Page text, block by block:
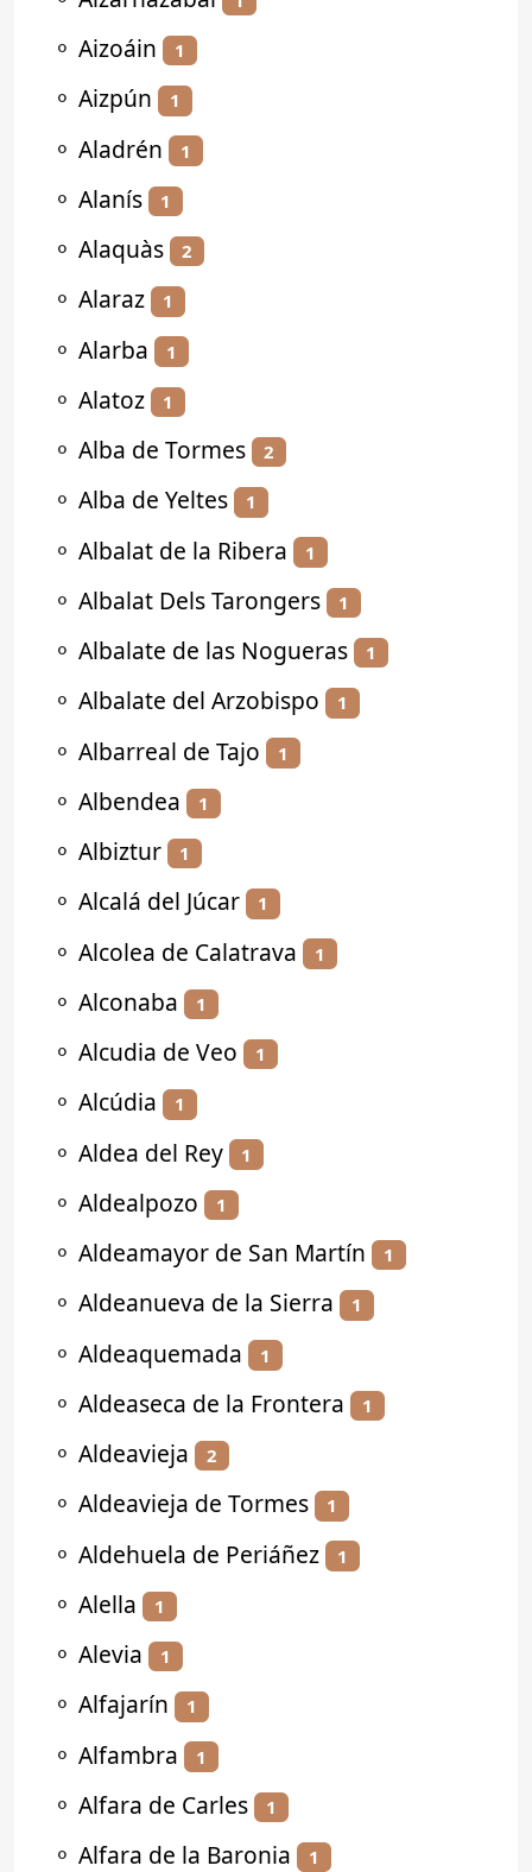
⚬ Aizoáin 1
⚬ Aizpún 1
⚬ Aladrén 1
⚬ Alanís 1
⚬ Alaquàs 2
⚬ Alaraz 1
⚬ Alarba 1
⚬ Alatoz 1
⚬ Alba de Tormes 2
⚬ Alba de Yeltes 1
⚬ Albalat de la Ribera 1
⚬ Albalat Dels Tarongers 1
⚬ Albalate de las Nogueras 1
⚬ Albalate del Arzobispo 1
⚬ Albarreal de Tajo 1
⚬ Albendea 1
⚬ Albiztur 1
⚬ Alcalá del Júcar 1
⚬ Alcolea de Calatrava 1
⚬ Alconaba 1
⚬ Alcudia de Veo 1
⚬ Alcúdia 1
⚬ Aldea del Rey 1
⚬ Aldealpozo 1
⚬ Aldeamayor de San Martín 1
⚬ Aldeanueva de la Sierra 1
⚬ Aldeaquemada 1
⚬ Aldeaseca de la Frontera 1
⚬ Aldeavieja 2
⚬ Aldeavieja de Tormes 1
⚬ Aldehuela de Periáñez 1
⚬ Alella 1
⚬ Alevia 1
⚬ Alfajarín 1
⚬ Alfambra 1
⚬ Alfara de Carles 1
⚬ Alfara de la Baronia 1